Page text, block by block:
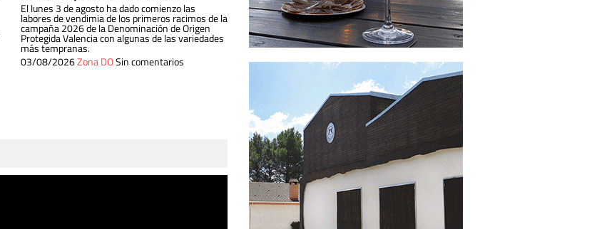
El lunes 3 de agosto ha dado comienzo las
labores de vendimia de los primeros racimos de la
campaña 2026 de la Denominación de Origen
Protegida Valencia con algunas de las variedades
más tempranas.
03/08/2026Zona DOSin comentarios